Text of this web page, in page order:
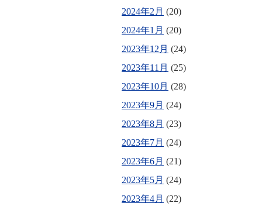
2024年2月 (20)
2024年1月 (20)
2023年12月 (24)
2023年11月 (25)
2023年10月 (28)
2023年9月 (24)
2023年8月 (23)
2023年7月 (24)
2023年6月 (21)
2023年5月 (24)
2023年4月 (22)